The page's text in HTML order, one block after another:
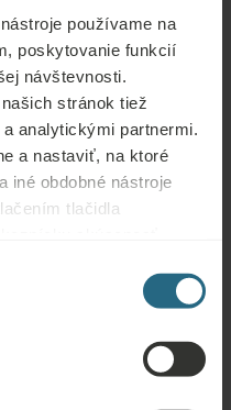
používame na
poskytovanie funkcií
návštevnosti.
stránok tiež
analytickými partnermi.
a nastaviť, na ktoré
iné obdobné nástroje
tlačidla
sa našich hotelov Ensana
sa nášho vernostného programu
Ak sa chcete zapojiť do